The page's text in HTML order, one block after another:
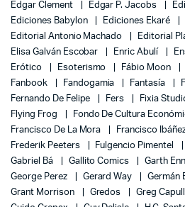
Edgar Clement
Edgar P. Jacobs
Ediciones Babylon
Ediciones Ekaré
Editorial Antonio Machado
Editorial
Elisa Galván Escobar
Enric Abulí
Erótico
Esoterismo Fábio Moon
Fanbook
Fandogamia Fantasía
Fernando De Felipe
Fers Fixia
Flying Frog
Fondo De Cultura
Francisco De La Mora
Francisco
Frederik Peeters
Fulgencio Pimentel
Gabriel Bá
Gallito Comics Garth
George Perez
Gerard Way Germán
Grant Morrison
Gredos Greg